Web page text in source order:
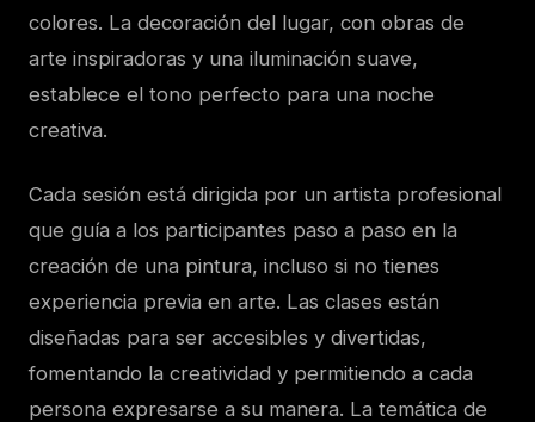
colores. La decoración del lugar, con obras de
arte inspiradoras y una iluminación suave,
establece el tono perfecto para una noche
creativa.
Cada sesión está dirigida por un artista profesional
que guía a los participantes paso a paso en la
creación de una pintura, incluso si no tienes
experiencia previa en arte. Las clases están
diseñadas para ser accesibles y divertidas,
fomentando la creatividad y permitiendo a cada
persona expresarse a su manera. La temática de